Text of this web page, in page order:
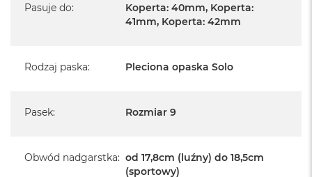
Pasuje do:
Koperta: 40mm, Koperta:
41mm, Koperta: 42mm
Rodzaj paska: Pleciona opaska Solo
Pasek: Rozmiar 9
Obwód nadgarstka: od 17,8cm (luźny) do 18,5cm
(sportowy)